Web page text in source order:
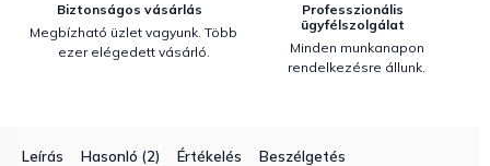
Biztonságos vásárlás
Megbízható üzlet vagyunk. Több
ezer elégedett vásárló.
Professzionális
ügyfélszolgálat
Minden munkanapon
rendelkezésre állunk.
Leírás Hasonló (2) Értékelés Beszélgetés